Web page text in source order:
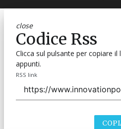
close
Codice Rss
Clicca sul pulsante per copiare il
appunti.
RSS link